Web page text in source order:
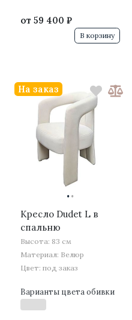
от 59 400 ₽
В корзину
··
Кресло Dudet L в
спальню
Высота: 83 см
Материал: Велюр
Цвет: под заказ
Варианты цвета обивки
На заказ